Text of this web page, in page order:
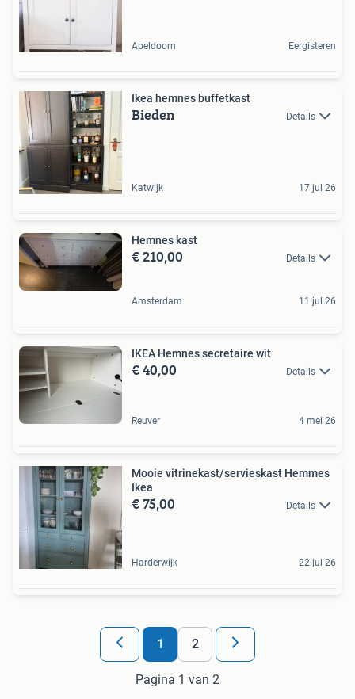
Apeldoorn Eergisteren
Ikea hemnes buffetkast
Bieden Details
Katwijk 17 jul 26
Hemnes kast
€ 210,00 Details
Amsterdam 11 jul 26
IKEA Hemnes secretaire wit
€ 40,00 Details
Reuver 4 mei 26
Mooie vitrinekast/servieskast Hemmes
Ikea
€ 75,00 Details
Harderwijk 22 jul 26
1 2
Pagina 1 van 2